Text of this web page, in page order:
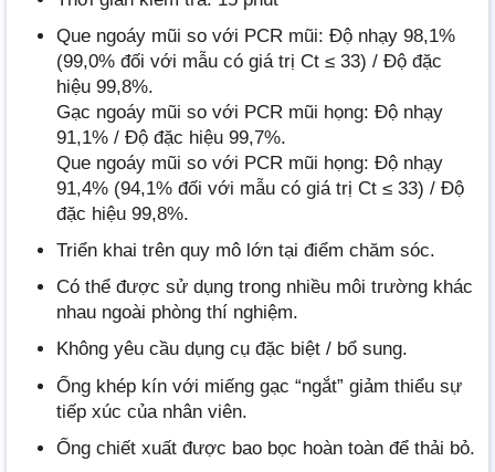
Que ngoáy mũi so với PCR mũi: Độ nhạy 98,1%
(99,0% đối với mẫu có giá trị Ct ≤ 33) / Độ đặc
hiệu 99,8%.
Gạc ngoáy mũi so với PCR mũi họng: Độ nhạy
91,1% / Độ đặc hiệu 99,7%.
Que ngoáy mũi so với PCR mũi họng: Độ nhạy
91,4% (94,1% đối với mẫu có giá trị Ct ≤ 33) / Độ
đặc hiệu 99,8%.
Triển khai trên quy mô lớn tại điểm chăm sóc.
Có thể được sử dụng trong nhiều môi trường khác
nhau ngoài phòng thí nghiệm.
Không yêu cầu dụng cụ đặc biệt / bổ sung.
Ống khép kín với miếng gạc “ngắt” giảm thiểu sự
tiếp xúc của nhân viên.
Ống chiết xuất được bao bọc hoàn toàn để thải bỏ.